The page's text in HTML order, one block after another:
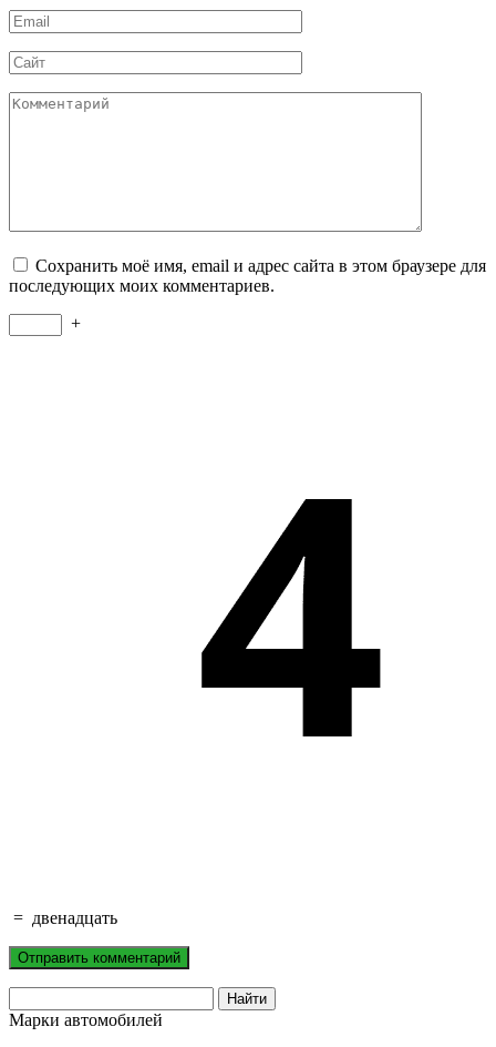
Email
*
Сайт
Комментарий
Сохранить моё имя, email и адрес сайта в этом браузере для
последующих моих комментариев.
+
= двенадцать
Марки автомобилей